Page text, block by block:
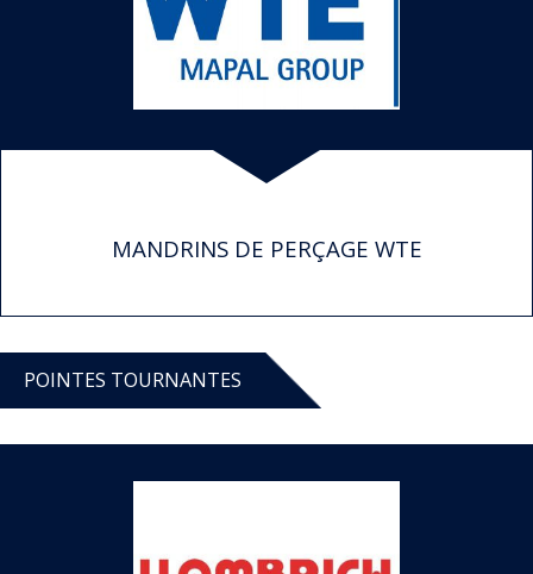
MANDRINS DE PERÇAGE WTE
POINTES TOURNANTES